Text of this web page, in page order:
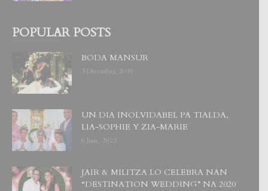
POPULAR POSTS
BODA MANSUR
3 December, 2019
UN DIA INOLVIDABEL PA TIALDA,
LIA-SOPHIE Y ZIA-MARIE
6 June, 2023
JAIR & MILITZA LO CELEBRA NAN
“DESTINATION WEDDING” NA 2020